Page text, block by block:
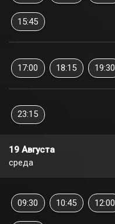
15:45
17:00 18:15 19:30
23:15
19 Августа
среда
09:30 10:45 12:00